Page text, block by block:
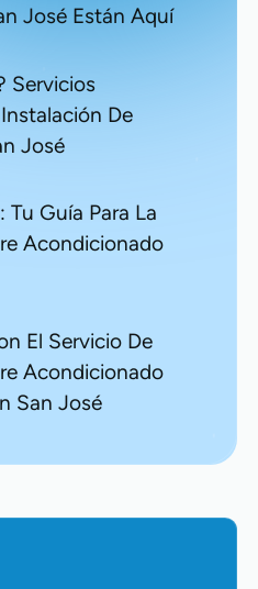
José Están Aquí
Servicios
De
José
Tu Guía Para La
Acondicionado
El Servicio De
Acondicionado
San José